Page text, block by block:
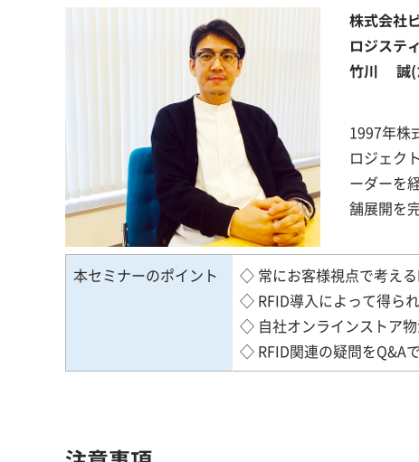
株式会社
ロジステ
竹川 誠(
1997年株
ロジェク
ーダーを
舗展開を
本セミナーのポイント
◇ 常にお客様視点で考え
◇ RFID導入によって得ら
◇ 自社オンラインストア
◇ RFID関連の疑問をQ&A